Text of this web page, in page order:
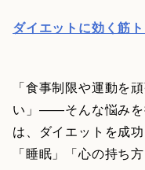
ダイエットに効く筋
「食事制限や運動を
い」——そんな悩みを
は、ダイエットを成
「睡眠」「心の持ち